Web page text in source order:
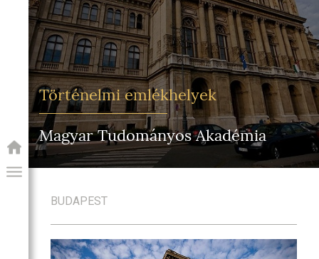
Történelmi emlékhelyek
Magyar Tudományos Akadémia
BUDAPEST